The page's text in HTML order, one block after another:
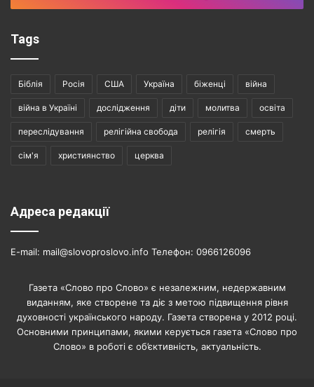
Tags
Біблія Росія США Україна біженці війна
війна в Україні дослідження діти молитва освіта
переслідування релігійна свобода релігія смерть
сім'я християнство церква
Адреса редакції
E-mail: mail@slovoproslovo.info Телефон: 0966126096
Газета «Слово про Слово» є незалежним, недержавним
виданням, яке створене та діє з метою підвищення рівня
духовності українського народу. Газета створена у 2012 році.
Основними принципами, якими керується газета «Слово про
Слово» в роботі є об’єктивність, актуальність.